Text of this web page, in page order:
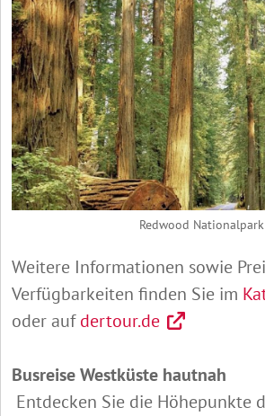
Redwood Nationalpark
Weitere Informationen sowie
Verfügbarkeiten finden Sie im
oder aufdertour.de
Busreise Westküste hautnah
Entdecken Sie die Höhepunkte